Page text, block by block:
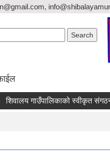
गाउँपालिकाको स्वीकृत संगठन